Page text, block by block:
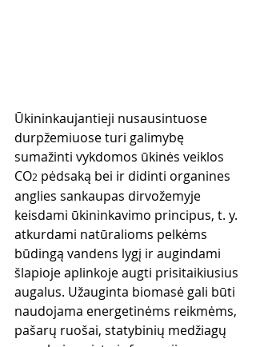
Ūkininkaujantieji nusausintuose
durpžemiuose turi galimybę
sumažinti vykdomos ūkinės veiklos
CO2 pėdsaką bei ir didinti organines
anglies sankaupas dirvožemyje
keisdami ūkininkavimo principus, t. y.
atkurdami natūralioms pelkėms
būdingą vandens lygį ir augindami
šlapioje aplinkoje augti prisitaikiusius
augalus. Užauginta biomasė gali būti
naudojama energetinėms reikmėms,
pašarų ruošai, statybinių medžiagų